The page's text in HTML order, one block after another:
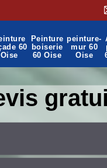
60
Oise
Peinture
boiserie
60 Oise
peinture-
mur 60
Oise